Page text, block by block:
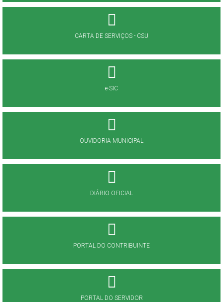
CARTA DE SERVIÇOS - CSU
e-SIC
OUVIDORIA MUNICIPAL
DIÁRIO OFICIAL
PORTAL DO CONTRIBUINTE
PORTAL DO SERVIDOR